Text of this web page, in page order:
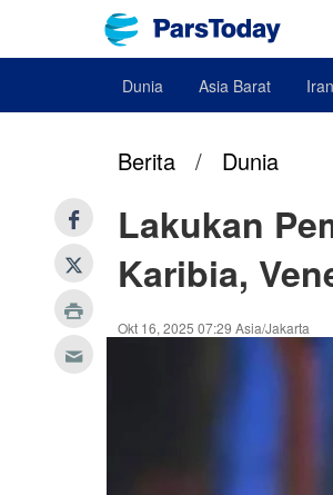
Dunia Asia Barat Iran
Berita / Dunia
Lakukan
Karibia,
Okt 16, 2025 07:29 Asia/Jakarta